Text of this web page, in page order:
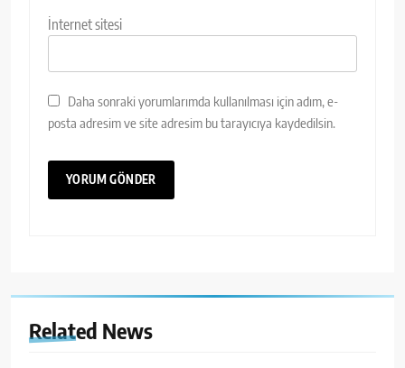
İnternet sitesi
Daha sonraki yorumlarımda kullanılması için adım, e-
posta adresim ve site adresim bu tarayıcıya kaydedilsin.
Related News